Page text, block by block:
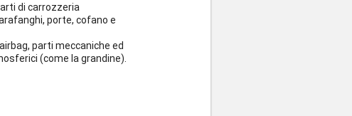
di carrozzeria
porte, cofano e
parti meccaniche ed
(come la grandine).